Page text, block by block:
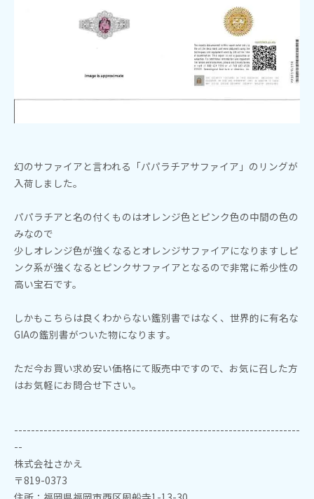
幻のサファイアと言われる「パパラチアサファイア」のリングが
入荷しました。
パパラチアと名の付くものはオレンジ色とピンク色の中間の色の
みなので
少しオレンジ色が強くなるとオレンジサファイアになりますしピ
ンク系が強くなるとピンクサファイアとなるので非常に希少性の
高い宝石です。
しかもこちらは良くわからない鑑別書ではなく、世界的に有名な
GIAの鑑別書がついた物になります。
ただ今お買い求め安い価格にて販売中ですので、お気に召した方
はお気軽にお問合せ下さい。
--------------------------------------------------------------------
--
株式会社さかえ
〒819-0373